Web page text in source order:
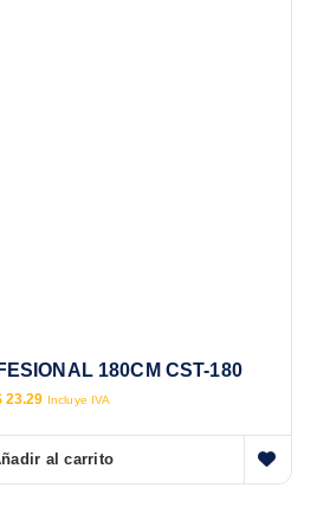
180CM CST-180
23.29 Incluye IVA
al carrito